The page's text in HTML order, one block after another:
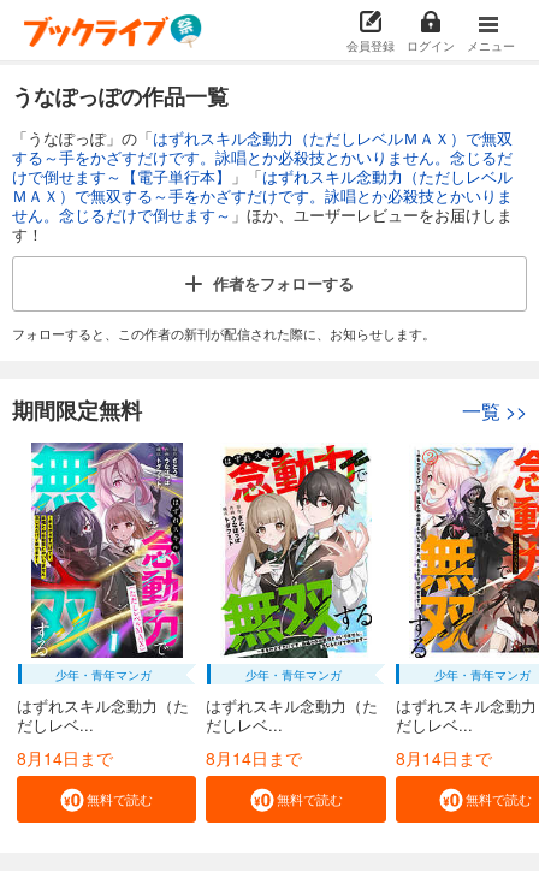
会員登録 ログイン メニュー
うなぽっぽの作品一覧
「うなぽっぽ」の「はずれスキル念動力（ただしレベルＭＡＸ）で無双
する～手をかざすだけです。詠唱とか必殺技とかいりません。念じるだ
けで倒せます～【電子単行本】
」「はずれスキル念動力（ただしレベル
ＭＡＸ）で無双する～手をかざすだけです。詠唱とか必殺技とかいりま
せん。念じるだけで倒せます～ 」ほか、ユーザーレビューをお届けしま
す！
作者をフォローする
フォローすると、この作者の新刊が配信された際に、お知らせします。
期間限定無料 一覧 >>
少年・青年マンガ
はずれスキル念動力（た
だしレベ...
8月14日まで
無料で読む
少年・青年マンガ
はずれスキル念動力（た
だしレベ...
8月14日まで
無料で読む
少年・青年マンガ
はずれスキル念動
だしレベ...
8月14日まで
無料で読む